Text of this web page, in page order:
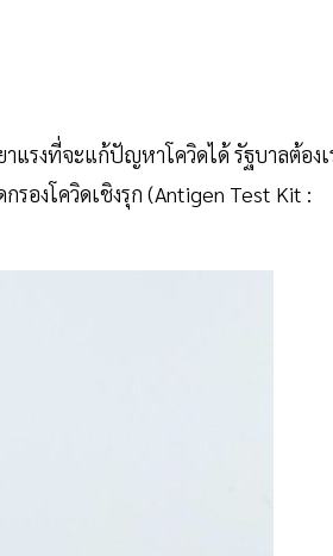
าแรงที่จะแก้ปัญหาโควิดได้ รัฐบาลต้องเ
องโควิดเชิงรุก (Antigen Test Kit :